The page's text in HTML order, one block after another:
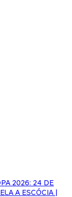
2026: 24 DE
A ESCÓCIA |